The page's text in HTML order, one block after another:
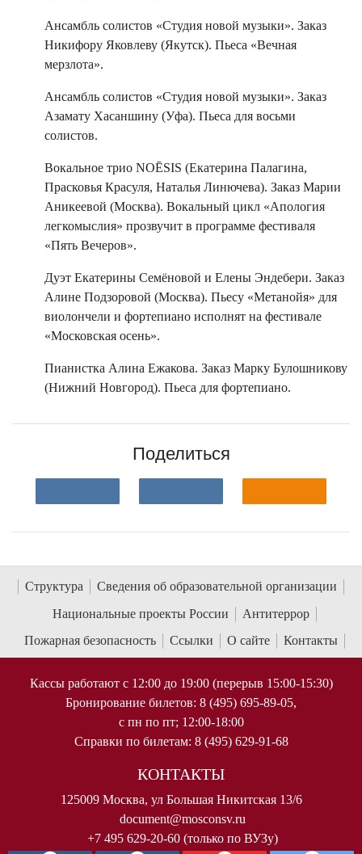
Ансамбль солистов «Студия новой музыки». Заказ
Никифору Яковлеву (Якутск). Пьеса «Вечная
мерзлота».
Ансамбль солистов «Студия новой музыки». Заказ
Азамату Хасаншину (Уфа). Пьеса для восьми
солистов.
Вокальное трио NOĒSIS (Екатерина Палагина,
Прасковья Красуля, Наталья Линючева). Заказ Марии
Аникеевой (Москва). Вокальный цикл «Апология
легкомыслия» прозвучит в программе фестиваля
«Пять Вечеров».
Дуэт Екатерины Семёновой и Елены Эндебери. Заказ
Алине Подзоровой (Москва). Пьесу «Метанойя» для
виолончели и фортепиано исполнят на фестивале
«Московская осень».
Пианистка Алина Ежакова. Заказ Марку Булошникову
(Нижний Новгород). Пьеса для фортепиано.
Поделиться
Структура
Сведения об образовательной организации
Национальные проекты России
Антитеррор
Пожарная безопасность
Ссылки О сайте Контакты
Кассы работают с 12:00 до 19:00 (перерыв 15:00-15:30)
Бронирование билетов: 8 (495) 695-89-05,
с пн по пт; 12:00-18:00
Справки по билетам: 8 (495) 629-91-68
КОНТАКТЫ
125009 Москва, ул Большая Никитская 13/6
document@mosconsv.ru
+7 495 629-20-60 (только по ВУЗу)